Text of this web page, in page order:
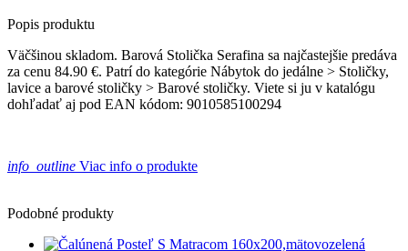
Popis produktu
Väčšinou skladom. Barová Stolička Serafina sa najčastejšie predáva
za cenu 84.90 €. Patrí do kategórie Nábytok do jedálne > Stoličky,
lavice a barové stoličky > Barové stoličky. Viete si ju v katalógu
dohľadať aj pod EAN kódom: 9010585100294
info_outline Viac info o produkte
Podobné produkty